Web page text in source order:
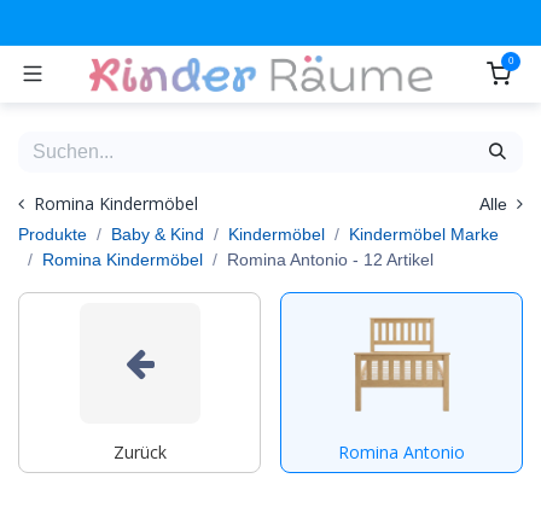
0
Romina Kindermöbel
Alle
Produkte
Baby & Kind Kindermöbel
Kindermöbel Marke
Romina Kindermöbel
Romina Antonio - 12 Artikel
Zurück Romina Antonio